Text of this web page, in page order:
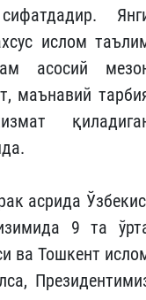
ислом
асосий
маънавий
асрида
9 та
ва Тошкент